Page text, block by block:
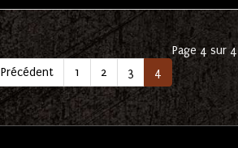
Page 4 sur 4
Précédent 1 2 3 4